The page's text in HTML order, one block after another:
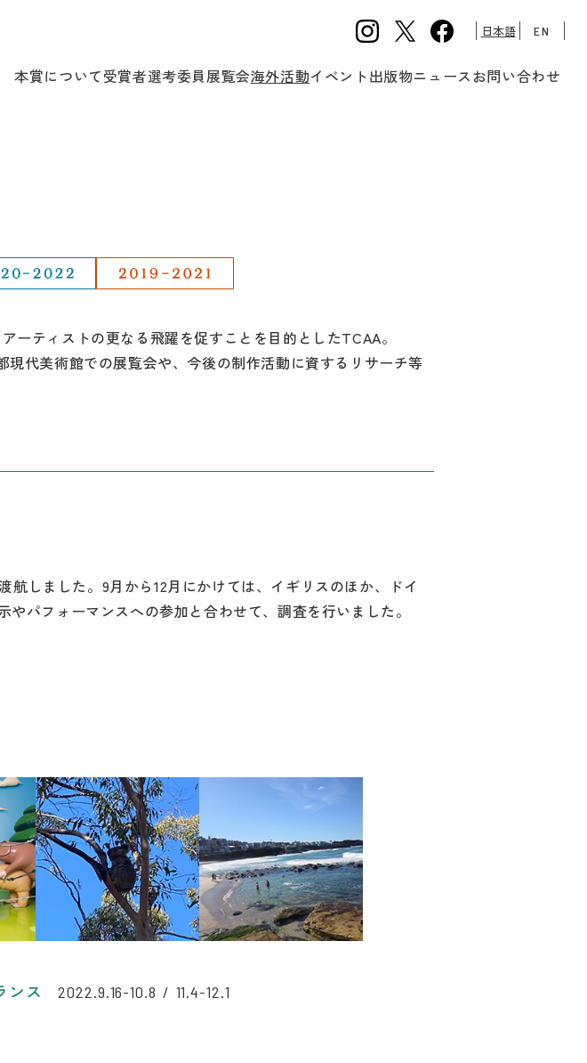
日本語 EN
本賞について受賞者選考委員展覧会海外活動イベント出版物ニュースお問い合わせ
ティストの更なる飛躍を促すことを目的としたTCAA。
代美術館での展覧会や、今後の制作活動に資するリサーチ等
航しました。9月から12月にかけては、イギリスのほか、ドイ
パフォーマンスへの参加と合わせて、調査を行いました。
ンス 2022.9.16-10.8 / 11.4-12.1